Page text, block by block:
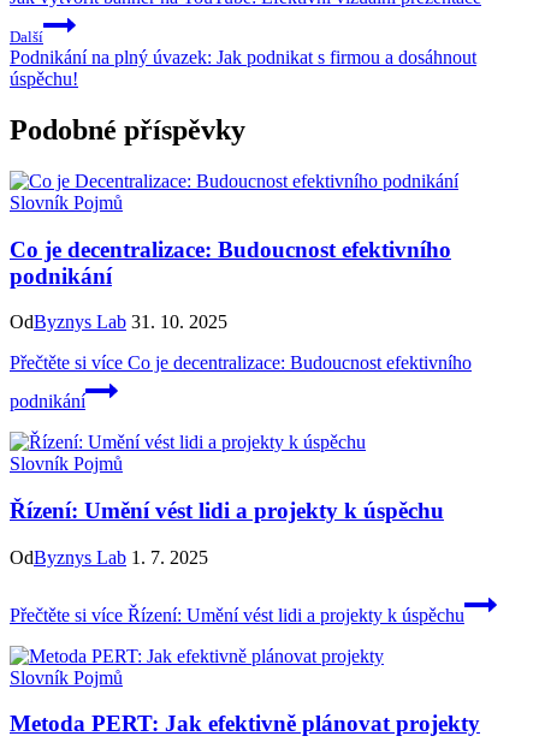
Další
Podnikání na plný úvazek: Jak podnikat s firmou a dosáhnout
úspěchu!
Podobné příspěvky
Slovník Pojmů
Co je decentralizace: Budoucnost efektivního
podnikání
OdByznys Lab 31. 10. 2025
Přečtěte si více Co je decentralizace: Budoucnost efektivního
podnikání
Slovník Pojmů
Řízení: Umění vést lidi a projekty k úspěchu
OdByznys Lab 1. 7. 2025
Přečtěte si více Řízení: Umění vést lidi a projekty k úspěchu
Slovník Pojmů
Metoda PERT: Jak efektivně plánovat projekty